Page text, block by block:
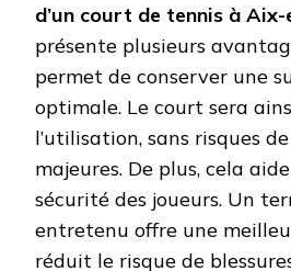
d’un court de tennis à Aix-
présente plusieurs
permet de conserver une
optimale. Le court sera
l’utilisation, sans risques
majeures. De plus, cela
sécurité des joueurs. Un
entretenu offre une
réduit le risque de